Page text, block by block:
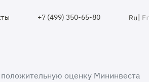
+7 (499) 350-65-80 |
оценку Мининвеста